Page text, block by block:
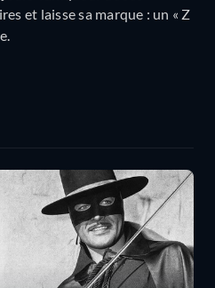
et laisse sa marque : un « Z